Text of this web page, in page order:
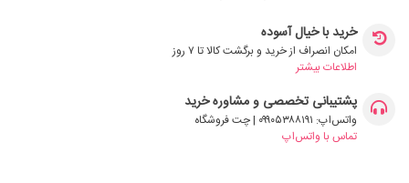
خرید با خیال آسوده
امکان انصراف از خرید و برگشت کالا تا ۷ روز
اطلاعات بیشتر
پشتیبانی تخصصی و مشاوره خرید
واتس‌اپ: ۰۹۹۰۵۳۸۸۱۹۱ | چت فروشگاه
تماس با واتس‌اپ